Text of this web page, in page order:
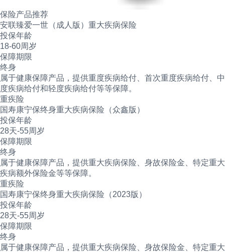
保险产品推荐
安联臻爱一世（成人版）重大疾病保险
投保年龄
18-60周岁
保障期限
终身
属于健康保障产品，提供重度疾病给付、首次重度疾病给付、中
度疾病给付和轻度疾病给付等等保障。
重疾险
国寿康宁保终身重大疾病保险（众鑫版）
投保年龄
28天-55周岁
保障期限
终身
属于健康保障产品，提供重大疾病保险、身故保险金、特定重大
疾病额外保险金等等保障。
重疾险
国寿康宁保终身重大疾病保险（2023版）
投保年龄
28天-55周岁
保障期限
终身
属于健康保障产品，提供重大疾病保险、身故保险金、特定重大